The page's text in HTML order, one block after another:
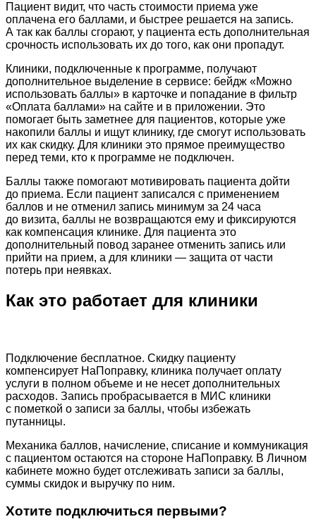
Пациент видит, что часть стоимости приема уже
оплачена его баллами, и быстрее решается на запись.
А так как баллы сгорают, у пациента есть дополнительная
срочность использовать их до того, как они пропадут.
Клиники, подключенные к программе, получают
дополнительное выделение в сервисе: бейдж «Можно
использовать баллы» в карточке и попадание в фильтр
«Оплата баллами» на сайте и в приложении. Это
помогает быть заметнее для пациентов, которые уже
накопили баллы и ищут клинику, где смогут использовать
их как скидку. Для клиники это прямое преимущество
перед теми, кто к программе не подключен.
Баллы также помогают мотивировать пациента дойти
до приема. Если пациент записался с применением
баллов и не отменил запись минимум за 24 часа
до визита, баллы не возвращаются ему и фиксируются
как компенсация клинике. Для пациента это
дополнительный повод заранее отменить запись или
прийти на прием, а для клиники — защита от части
потерь при неявках.
Как это работает для клиники
Подключение бесплатное. Скидку пациенту
компенсирует НаПоправку, клиника получает оплату
услуги в полном объеме и не несет дополнительных
расходов. Запись пробрасывается в МИС клиники
с пометкой о записи за баллы, чтобы избежать
путанницы.
Механика баллов, начисление, списание и коммуникация
с пациентом остаются на стороне НаПоправку. В Личном
кабинете можно будет отслеживать записи за баллы,
суммы скидок и выручку по ним.
Хотите подключиться первыми?